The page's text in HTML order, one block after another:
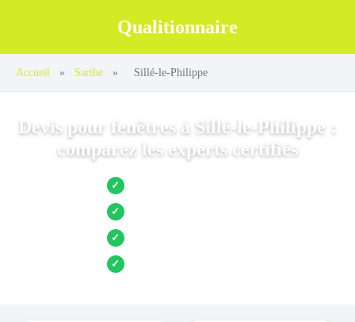
Qualitionnaire
Accueil » Sarthe » Sillé-le-Philippe
Devis pour fenêtres à Sillé-le-Philippe :
comparez les experts certifiés
✓ Jusqu’à 3 devis comparés
✓ Entreprises locales vérifiées
✓ Pose garantie
✓ Aides et primes incluses